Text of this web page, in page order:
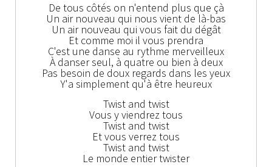
De tous côtés on n'entend plus que çà
Un air nouveau qui nous vient de là-bas
Un air nouveau qui vous fait du dégât
Et comme moi il vous prendra
C'est une danse au rythme merveilleux
À danser seul, à quatre ou bien à deux
Pas besoin de doux regards dans les yeux
Y'a simplement qu'à être heureux
Twist and twist
Vous y viendrez tous
Twist and twist
Et vous verrez tous
Twist and twist
Le monde entier twister